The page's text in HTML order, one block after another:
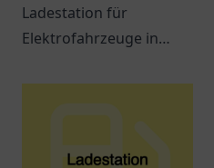
Ladestation für
Elektrofahrzeuge in
und benutzerfreundlich